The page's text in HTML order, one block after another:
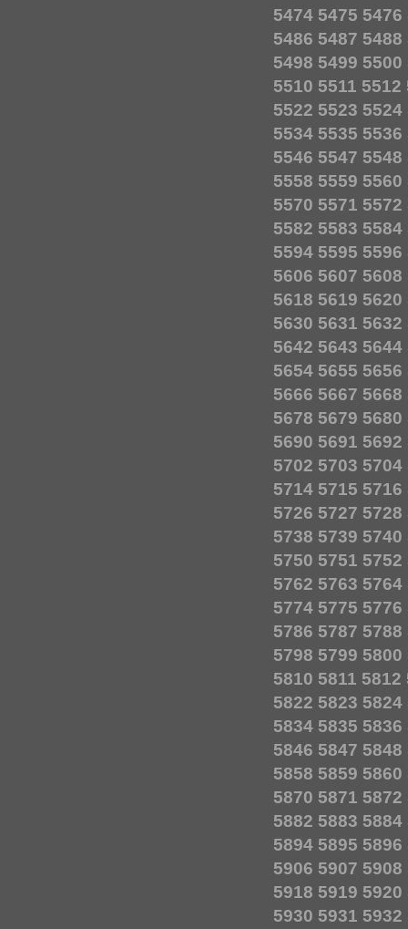
5474 5475 5476
5486 5487 5488
5498 5499 5500
5510 5511 5512
5522 5523 5524
5534 5535 5536
5546 5547 5548
5558 5559 5560
5570 5571 5572
5582 5583 5584
5594 5595 5596
5606 5607 5608
5618 5619 5620
5630 5631 5632
5642 5643 5644
5654 5655 5656
5666 5667 5668
5678 5679 5680
5690 5691 5692
5702 5703 5704
5714 5715 5716
5726 5727 5728
5738 5739 5740
5750 5751 5752
5762 5763 5764
5774 5775 5776
5786 5787 5788
5798 5799 5800
5810 5811 5812
5822 5823 5824
5834 5835 5836
5846 5847 5848
5858 5859 5860
5870 5871 5872
5882 5883 5884
5894 5895 5896
5906 5907 5908
5918 5919 5920
5930 5931 5932